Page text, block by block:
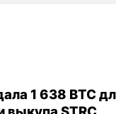
1 638 BTC